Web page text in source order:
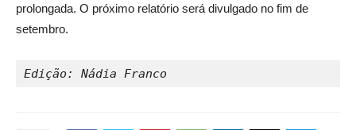
prolongada. O próximo relatório será divulgado no fim de
setembro.
Edição: Nádia Franco